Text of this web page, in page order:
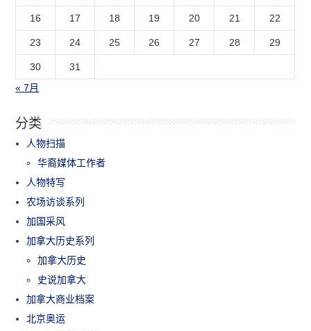
16 17 18 19 20 21 22
23 24 25 26 27 28 29
30
31
« 7月
分类
人物扫描
华裔媒体工作者
人物特写
农场访谈系列
加国采风
加拿大历史系列
加拿大历史
史说加拿大
加拿大商业档案
北京奥运